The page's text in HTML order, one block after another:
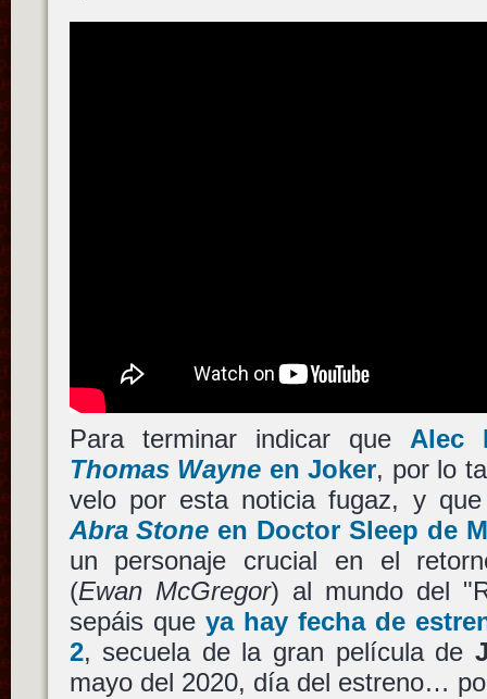
Para terminar indicar que Alec
Thomas Wayne enJoker, por lo
velo por esta noticia fugaz, y
Abra Stone en Doctor Sleep de
un personaje crucial en el
(Ewan McGregor) al mundo del
sepáis que ya hay fecha de
2, secuela de la gran película de
mayo del 2020, día del estreno…